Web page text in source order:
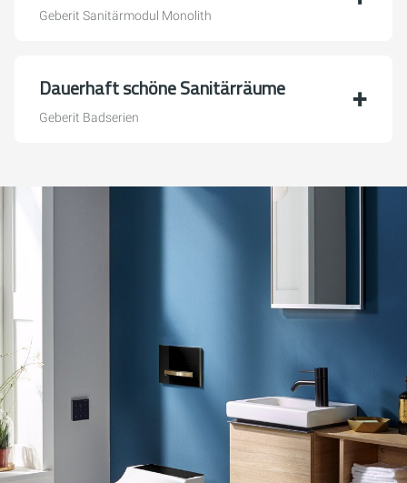
Geberit Sanitärmodul Monolith
Dauerhaft schöne Sanitärräume
Geberit Badserien